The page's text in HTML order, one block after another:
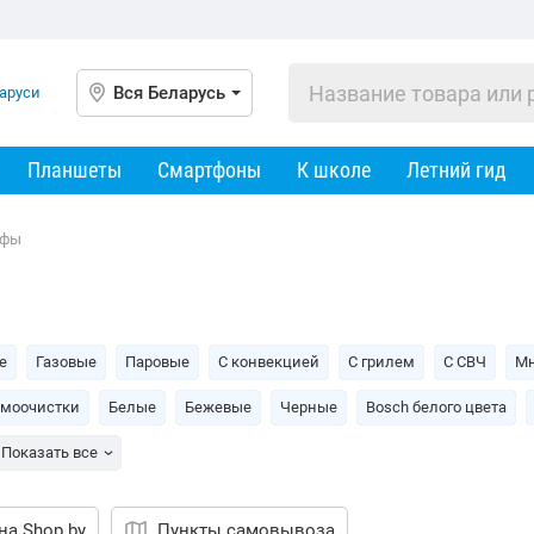
Вся Беларусь
Планшеты Смартфоны К школе Летний гид
Газовые Паровые С конвекцией С грилем С СВЧ
Белые Бежевые Черные Bosch белого цвета
Показать все